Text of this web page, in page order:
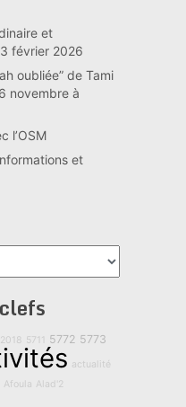
et
février 2026
oubliée” de Tami
novembre à
l’OSM
et
2018 5711 5772 5773
actualité
Afoula Alad'2